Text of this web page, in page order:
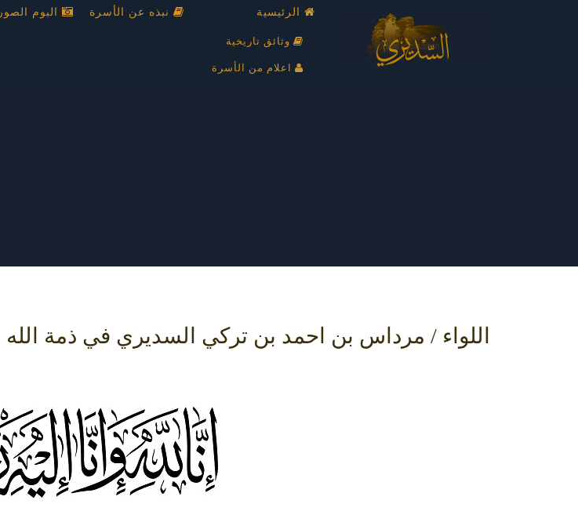
الرئيسية
وثائق تاريخية
اعلام من الأسرة
نبذه عن الأسرة البوم الصور
اللواء / مرداس بن احمد بن تركي السديري في ذمة الله